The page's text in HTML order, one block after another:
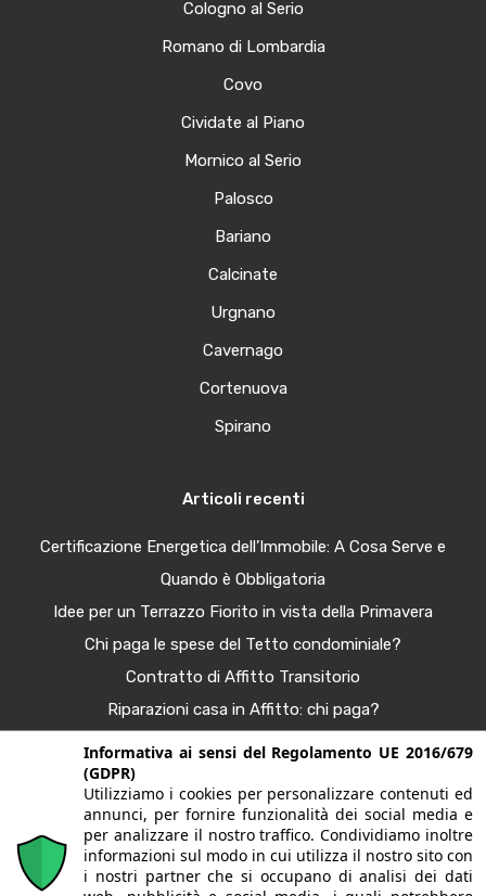
Cologno al Serio
Romano di Lombardia
Covo
Cividate al Piano
Mornico al Serio
Palosco
Bariano
Calcinate
Urgnano
Cavernago
Cortenuova
Spirano
Articoli recenti
Certificazione Energetica dell’Immobile: A Cosa Serve e
Quando è Obbligatoria
Idee per un Terrazzo Fiorito in vista della Primavera
Chi paga le spese del Tetto condominiale?
Contratto di Affitto Transitorio
Riparazioni casa in Affitto: chi paga?
Procura Immobiliare – Guida completa
Tendenze Arredo e Nuance per la Casa Autunno 2025
Bonus Casa al 50%: Agevolazioni in Scadenza
Informativa ai sensi del Regolamento UE 2016/679
(GDPR)
Utilizziamo i cookies per personalizzare contenuti ed
annunci, per fornire funzionalità dei social media e
per analizzare il nostro traffico. Condividiamo inoltre
informazioni sul modo in cui utilizza il nostro sito con
i nostri partner che si occupano di analisi dei dati